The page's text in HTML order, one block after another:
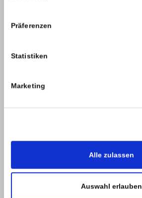
Präferenzen
Statistiken
Marketing
Alle zulassen
Auswahl erlauben
Zurück